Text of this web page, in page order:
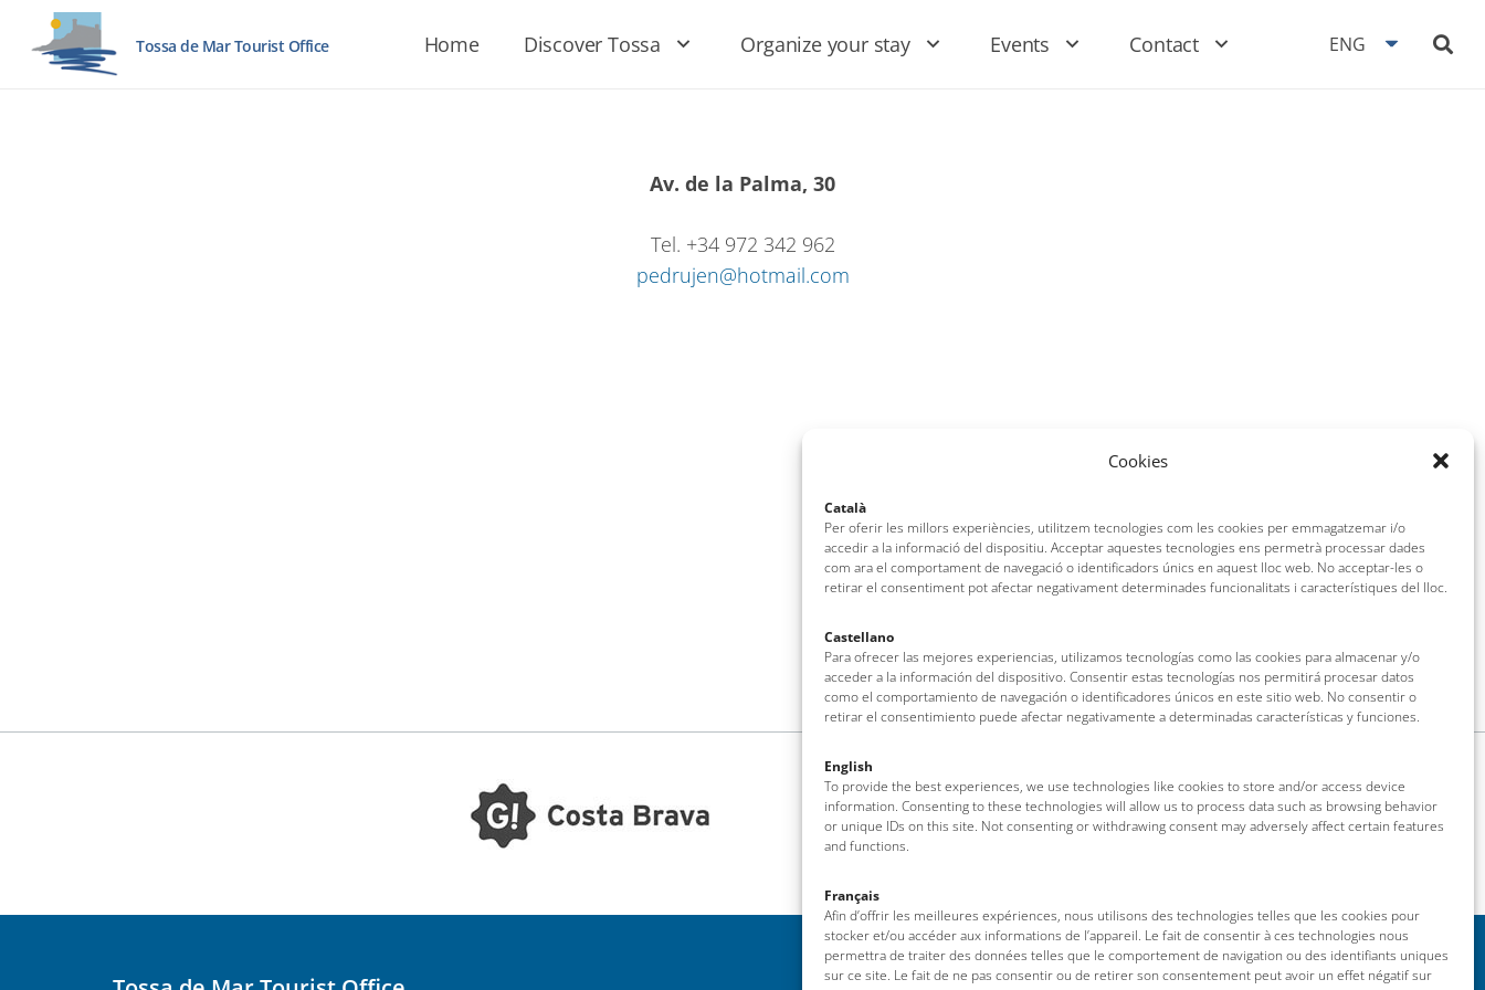
Cookies
Català
Per oferir les millors experiències, utilitzem tecnologies com les cookies per emmagatzemar i/o
accedir a la informació del dispositiu. Acceptar aquestes tecnologies ens permetrà processar dades
com ara el comportament de navegació o identificadors únics en aquest lloc web. No acceptar-les o
retirar el consentiment pot afectar negativament determinades funcionalitats i característiques del lloc.
Castellano
Para ofrecer las mejores experiencias, utilizamos tecnologías como las cookies para almacenar y/o
acceder a la información del dispositivo. Consentir estas tecnologías nos permitirá procesar datos
como el comportamiento de navegación o identificadores únicos en este sitio web. No consentir o
retirar el consentimiento puede afectar negativamente a determinadas características y funciones.
English
To provide the best experiences, we use technologies like cookies to store and/or access device
information. Consenting to these technologies will allow us to process data such as browsing behavior
or unique IDs on this site. Not consenting or withdrawing consent may adversely affect certain features
and functions.
Français
Afin d’offrir les meilleures expériences, nous utilisons des technologies telles que les cookies pour
stocker et/ou accéder aux informations de l’appareil. Le fait de consentir à ces technologies nous
permettra de traiter des données telles que le comportement de navigation ou des identifiants uniques
sur ce site. Le fait de ne pas consentir ou de retirer son consentement peut avoir un effet négatif sur
Tossa de Mar Tourist Office Home Discover Tossa Organize your stay Events Contact ENG
Av. de la Palma, 30
Tel. +34 972 342 962
pedrujen@hotmail.com